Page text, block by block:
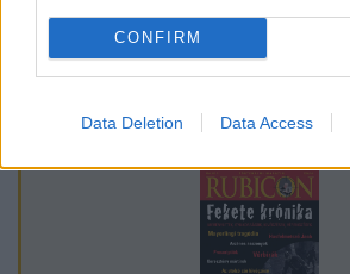
CONFIRM
Data Deletion Data Access